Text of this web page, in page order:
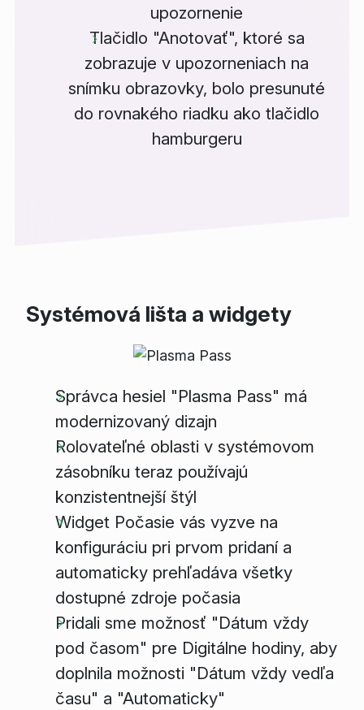
upozornenie
Tlačidlo "Anotovať", ktoré sa
zobrazuje v upozorneniach na
snímku obrazovky, bolo presunuté
do rovnakého riadku ako tlačidlo
hamburgeru
Systémová lišta a widgety
Správca hesiel "Plasma Pass" má
modernizovaný dizajn
Rolovateľné oblasti v systémovom
zásobníku teraz používajú
konzistentnejší štýl
Widget Počasie vás vyzve na
konfiguráciu pri prvom pridaní a
automaticky prehľadáva všetky
dostupné zdroje počasia
Pridali sme možnosť "Dátum vždy
pod časom" pre Digitálne hodiny, aby
doplnila možnosti "Dátum vždy vedľa
času" a "Automaticky"